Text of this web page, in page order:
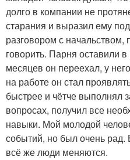
долго в компании не
старания и выразил ему
разговором с начальством,
говорить. Парня оставили
месяцев он переехал, у
на работе он стал
быстрее и чётче выполнял
вопросах, получил все
навыки. Мой молодой
событий, но был очень рад.
всё же люди меняются.